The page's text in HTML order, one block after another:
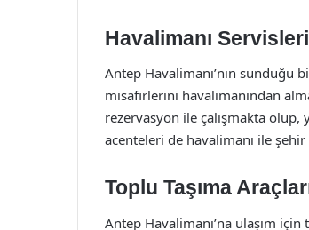
Havalimanı Servisleri
Antep Havalimanı’nın sunduğu
misafirlerini havalimanından
rezervasyon ile çalışmakta olup,
acenteleri de havalimanı ile
Toplu Taşıma
Antep Havalimanı’na ulaşım